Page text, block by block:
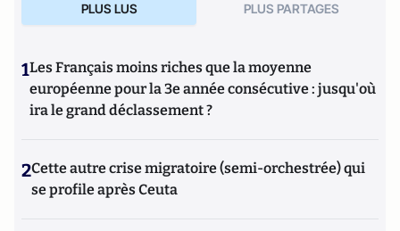
PLUS LUS PLUS PARTAGES
1Les Français moins riches que la moyenne
européenne pour la 3e année consécutive : jusqu'où
ira le grand déclassement ?
2Cette autre crise migratoire (semi-orchestrée) qui
se profile après Ceuta